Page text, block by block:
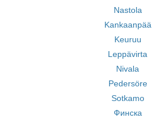
Nastola
Kankaanpää
Keuruu
Leppävirta
Nivala
Pedersöre
Sotkamo
Финска